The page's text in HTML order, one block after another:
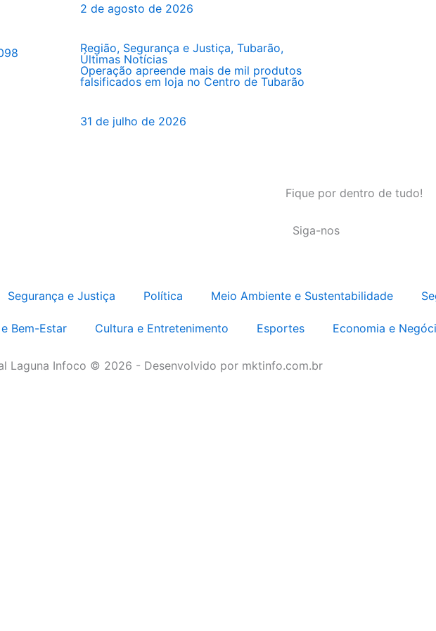
2 de agosto de 2026
Região, Segurança e Justiça, Tubarão,
Últimas Notícias
Operação apreende mais de mil produtos
falsificados em loja no Centro de Tubarão
31 de julho de 2026
Fique por dentro de tudo!
Siga-nos
Segurança e Justiça Política Meio Ambiente e Sustentabilidade
Bem-Estar Cultura e Entretenimento Esportes Economia e
Laguna Infoco © 2026 - Desenvolvido por mktinfo.com.br